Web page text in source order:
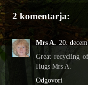
2 komentarja:
Mrs A. 20.
Great recycling
Hugs Mrs A.
Odgovori